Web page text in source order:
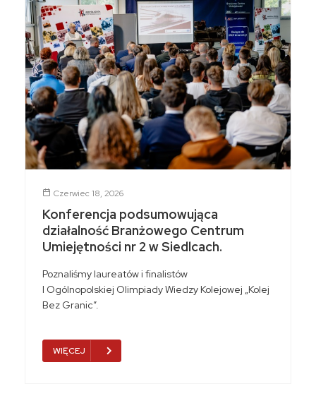
Czerwiec 18, 2026
Konferencja podsumowująca
działalność Branżowego Centrum
Umiejętności nr 2 w Siedlcach.
Poznaliśmy laureatów i finalistów
I Ogólnopolskiej Olimpiady Wiedzy Kolejowej „Kolej
Bez Granic”.
WIĘCEJ